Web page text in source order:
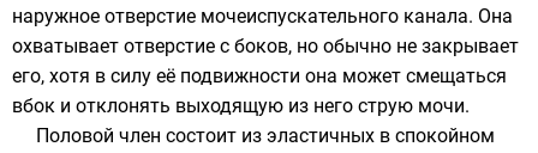
наружное отверстие мочеиспускательного канала. Она
охватывает отверстие с боков, но обычно не закрывает
его, хотя в силу её подвижности она может смещаться
вбок и отклонять выходящую из него струю мочи.
Половой член состоит из эластичных в спокойном